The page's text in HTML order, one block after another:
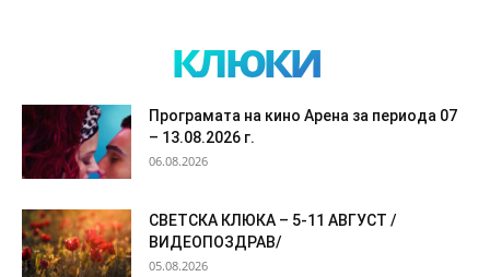
клюки
Програмата на кино Арена за периода 07
– 13.08.2026 г.
06.08.2026
СВЕТСКА КЛЮКА – 5-11 АВГУСТ /
ВИДЕОПОЗДРАВ/
05.08.2026